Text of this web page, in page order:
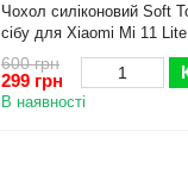
Чохол силіконовий Soft
сібу для Xiaomi Mi 11
захист камери)
600 грн
299 грн
В наявності